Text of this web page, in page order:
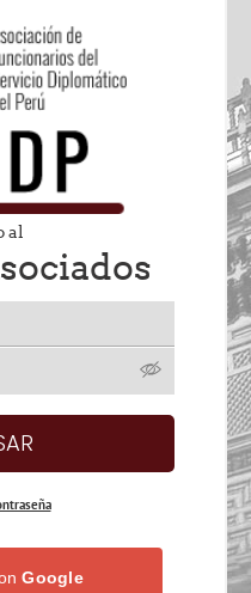
al
Google